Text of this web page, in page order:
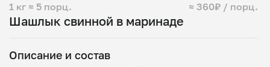
Шашлык свинной в маринаде
1 кг ≈ 5 порц. ≈ 360₽ / порц.
Описание и состав